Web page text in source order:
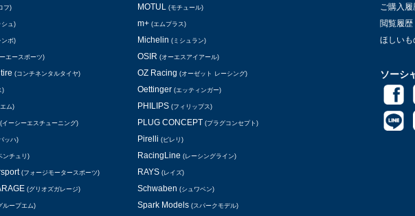
フ)
シュ)
ンボ)
エースポーツ)
(コンチネンタルタイヤ)
)
ム)
(イーシーエスチューニング)
ッハ)
ンチュリ)
(フォージモータースポーツ)
(グリオズガレージ)
ループエム)
MOTUL (モチュール)
m+ (エムプラス)
Michelin (ミシュラン)
OSIR (オーエスアイアール)
OZ Racing (オーゼット レーシング)
Oettinger (エッティンガー)
PHILIPS (フィリップス)
PLUG CONCEPT (プラグコンセプト)
Pirelli (ピレリ)
RacingLine (レーシングライン)
RAYS (レイズ)
Schwaben (シュワベン)
Spark Models (スパークモデル)
ご購入履
閲覧履歴
ほしいも
ソーシ